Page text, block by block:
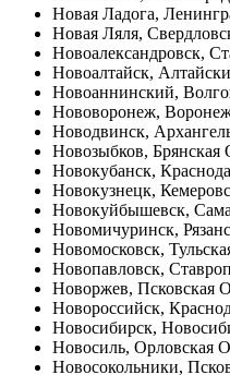
Новая Ладога,
Новая Ляля,
Новоалександровск,
Новоалтайск,
Новоаннинский,
Нововоронеж,
Новодвинск,
Новозыбков, Брянская
Новокубанск,
Новокузнецк,
Новокуйбышевск,
Новомичуринск,
Новомосковск,
Новопавловск,
Новоржев, Псковская
Новороссийск,
Новосибирск,
Новосиль, Орловская
Новосокольники,